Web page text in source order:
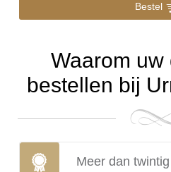
Bestel
Waarom uw
bestellen bij
Meer dan